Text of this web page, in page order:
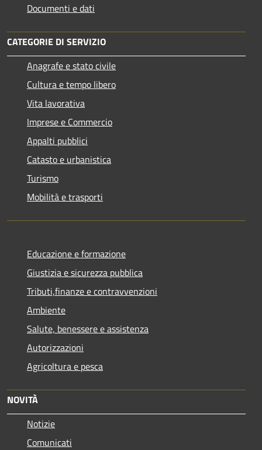
Documenti e dati
CATEGORIE DI SERVIZIO
Anagrafe e stato civile
Cultura e tempo libero
Vita lavorativa
Imprese e Commercio
Appalti pubblici
Catasto e urbanistica
Turismo
Mobilità e trasporti
Educazione e formazione
Giustizia e sicurezza pubblica
Tributi,finanze e contravvenzioni
Ambiente
Salute, benessere e assistenza
Autorizzazioni
Agricoltura e pesca
NOVITÀ
Notizie
Comunicati